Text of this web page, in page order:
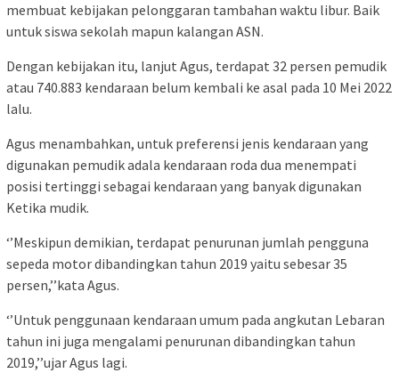
membuat kebijakan pelonggaran tambahan waktu libur. Baik
untuk siswa sekolah mapun kalangan ASN.
Dengan kebijakan itu, lanjut Agus, terdapat 32 persen pemudik
atau 740.883 kendaraan belum kembali ke asal pada 10 Mei 2022
lalu.
Agus menambahkan, untuk preferensi jenis kendaraan yang
digunakan pemudik adala kendaraan roda dua menempati
posisi tertinggi sebagai kendaraan yang banyak digunakan
Ketika mudik.
‘’Meskipun demikian, terdapat penurunan jumlah pengguna
sepeda motor dibandingkan tahun 2019 yaitu sebesar 35
persen,’’kata Agus.
‘’Untuk penggunaan kendaraan umum pada angkutan Lebaran
tahun ini juga mengalami penurunan dibandingkan tahun
2019,’’ujar Agus lagi.